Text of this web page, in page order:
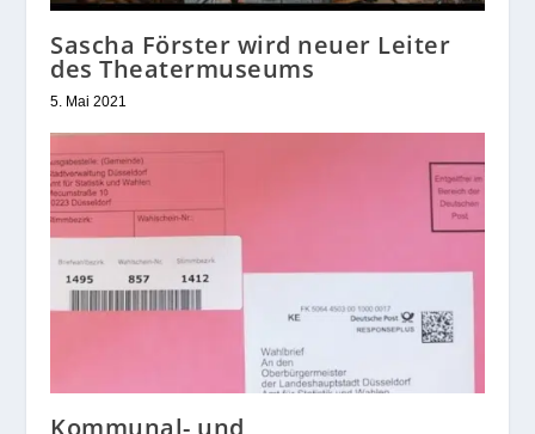
Sascha Förster wird neuer Leiter
des Theatermuseums
5. Mai 2021
Kommunal- und